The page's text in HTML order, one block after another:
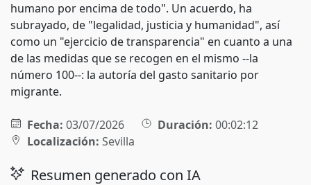
humano por encima de todo". Un acuerdo, ha
subrayado, de "legalidad, justicia y humanidad", así
como un "ejercicio de transparencia" en cuanto a una
de las medidas que se recogen en el mismo --la
número 100--: la autoría del gasto sanitario por
migrante.
Fecha: 03/07/2026 Duración: 00:02:12
Localización: Sevilla
Resumen generado con IA